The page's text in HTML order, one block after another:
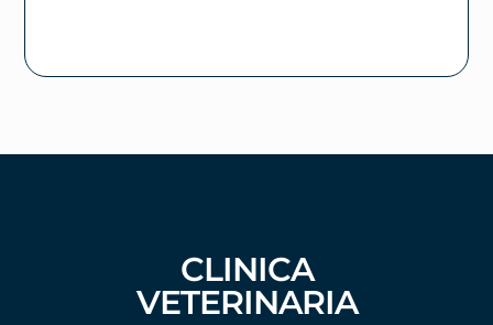
CLINICA
VETERINARIA